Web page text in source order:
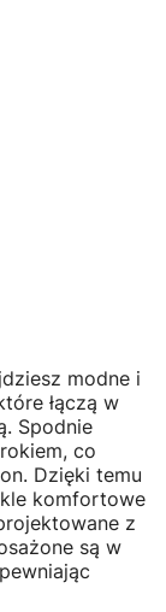
do ostatniej
modne i
łączą w
Spodnie
co
Dzięki temu
komfortowe
z
są w